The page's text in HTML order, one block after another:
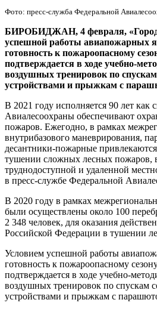
«Авиалесоохрана»
Фото: пресс-служба Федеральной
БИРОБИДЖАН, 4 февраля, «Город
успешной работы авиапожарных
готовность к пожароопасному
подтверждается в ходе учебно-
воздушных тренировок по
устройствами и прыжкам с
В 2021 году исполняется 90 лет как
Авиалесоохраны обеспечивают
пожаров. Ежегодно, в рамках
внутрибазового маневрирования,
десантники-пожарные
тушении сложных лесных пожаров,
труднодоступной и удаленной
в пресс-службе Федеральной
В 2020 году в рамках
были осуществлены около 100
2 348 человек, для оказания
Российской Федерации в тушении
Условием успешной работы
готовность к пожароопасному
подтверждается в ходе учебно-
воздушных тренировок по спускам
устройствами и прыжкам с